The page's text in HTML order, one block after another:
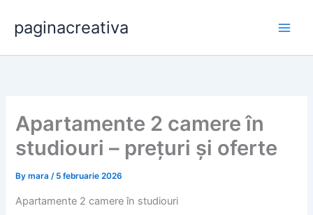
content
paginacreativa
Apartamente 2 camere în
studiouri – prețuri și oferte
Bymara/ 5 februarie 2026
Apartamente 2 camere în studiouri